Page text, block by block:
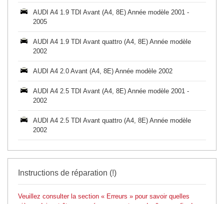
AUDI A4 1.9 TDI Avant (A4, 8E) Année modèle 2001 -
2005
AUDI A4 1.9 TDI Avant quattro (A4, 8E) Année modèle
2002
AUDI A4 2.0 Avant (A4, 8E) Année modèle 2002
AUDI A4 2.5 TDI Avant (A4, 8E) Année modèle 2001 -
2002
AUDI A4 2.5 TDI Avant quattro (A4, 8E) Année modèle
2002
Instructions de réparation (!)
Veuillez consulter la section « Erreurs » pour savoir quelles